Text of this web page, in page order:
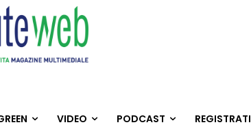
VIDEO PODCAST REGISTRATI